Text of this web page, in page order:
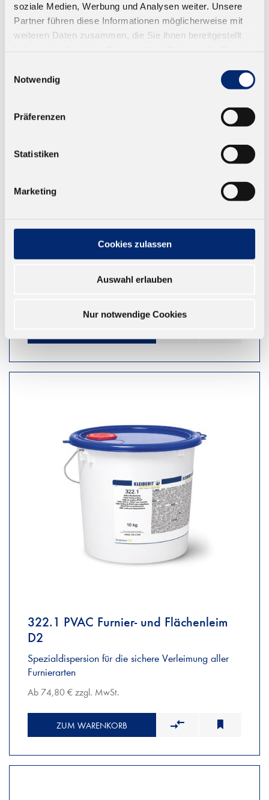
soziale Medien, Werbung und Analysen weiter. Unsere
Partner führen diese Informationen möglicherweise mit
weiteren Daten zusammen, die Sie ihnen bereitgestellt
Notwendig
Präferenzen
Statistiken
Marketing
Cookies zulassen
Auswahl erlauben
Nur notwendige Cookies
320.0 PVAC Flächen- und Montageleim
Für die Verleimung von Flächen, Furnieren und zur
322.1 PVAC Furnier- und Flächenleim
D2
Spezialdispersion für die sichere Verleimung aller
Furnierarten
Ab 74,80 € zzgl. MwSt.
ZUM WARENKORB